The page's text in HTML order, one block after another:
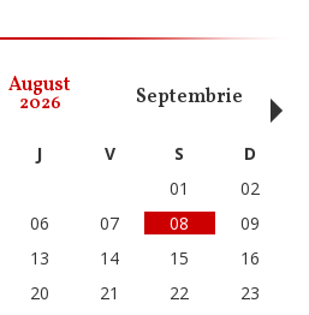
August
2026 Septembrie
J V S
D
01
02
06 07 08
09
13 14 15
16
20 21 22
23